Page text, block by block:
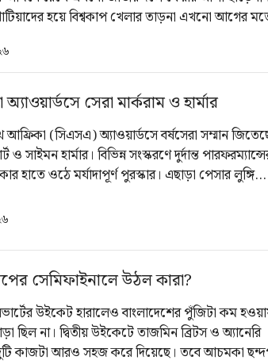
হয়ে বিশ্বকাপ খেলার তাড়না এখনো আগের
সেরা মার্করাম ও হার্মার
(সিএসএ) অ্যাওয়ার্ডসে বর্ষসেরা সম্মান
সাইমন হার্মার। বিভিন্ন সংস্করণে দুর্দান্ত
হাতে ওঠে মর্যাদাপূর্ণ পুরস্কার। এছাড়া পেসার লুঙ্গি
সেমিফাইনালে উঠল কারা?
উইকেট হারালেও বাংলাদেশের পুঁজিটা কম
ছিল না। দ্বিতীয় উইকেটে তাজমিন ব্রিটস ও অ্যানেরি
কাজটা আরও সহজ করে দিয়েছে। তবে আচমকা